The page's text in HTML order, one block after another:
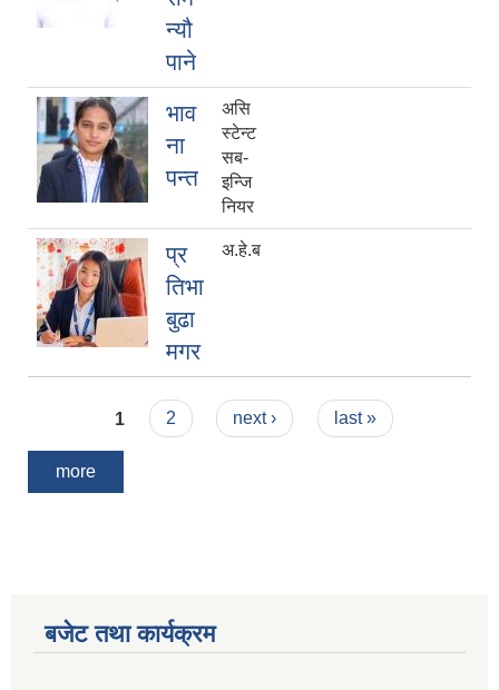
न्यौ
पाने
भाव
ना
पन्त
असि
स्टेन्ट
सब-
इन्जि
नियर
प्र
तिभा
बुढा
मगर
अ.हे.ब
Pages
1 2 next › last »
more
बजेट तथा कार्यक्रम